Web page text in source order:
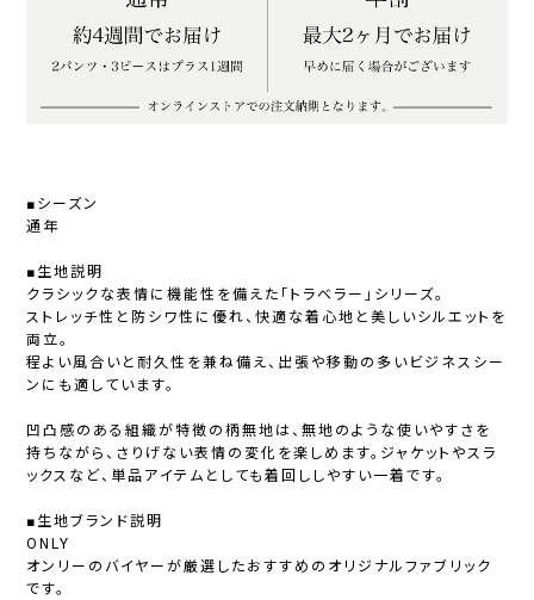
■シーズン
通年
■生地説明
クラシックな表情に機能性を備えた「トラベラー」シリーズ。
ストレッチ性と防シワ性に優れ、快適な着心地と美しいシルエットを
両立。
程よい風合いと耐久性を兼ね備え、出張や移動の多いビジネスシー
ンにも適しています。
凹凸感のある組織が特徴の柄無地は、無地のような使いやすさを
持ちながら、さりげない表情の変化を楽しめます。ジャケットやスラ
ックスなど、単品アイテムとしても着回ししやすい一着です。
■生地ブランド説明
ONLY
オンリーのバイヤーが厳選したおすすめのオリジナルファブリック
です。